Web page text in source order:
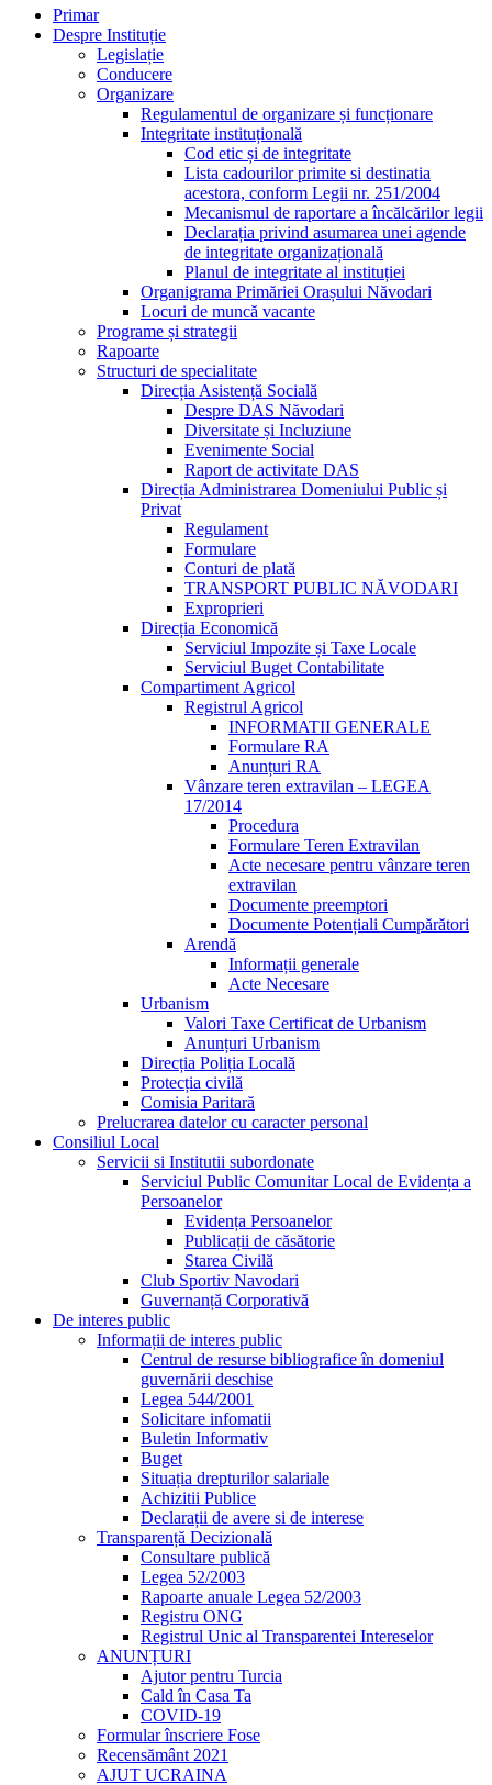
Primar
Despre Instituție
Legislație
Conducere
Organizare
Regulamentul de organizare și funcționare
Integritate instituțională
Cod etic și de integritate
Lista cadourilor primite si destinatia
acestora, conform Legii nr. 251/2004
Mecanismul de raportare a încălcărilor legii
Declarația privind asumarea unei agende
de integritate organizațională
Planul de integritate al instituției
Organigrama Primăriei Orașului Năvodari
Locuri de muncă vacante
Programe și strategii
Rapoarte
Structuri de specialitate
Direcția Asistență Socială
Despre DAS Năvodari
Diversitate și Incluziune
Evenimente Social
Raport de activitate DAS
Direcția Administrarea Domeniului Public și
Privat
Regulament
Formulare
Conturi de plată
TRANSPORT PUBLIC NĂVODARI
Exproprieri
Direcția Economică
Serviciul Impozite și Taxe Locale
Serviciul Buget Contabilitate
Compartiment Agricol
Registrul Agricol
INFORMATII GENERALE
Formulare RA
Anunțuri RA
Vânzare teren extravilan – LEGEA
17/2014
Procedura
Formulare Teren Extravilan
Acte necesare pentru vânzare teren
extravilan
Documente preemptori
Documente Potențiali Cumpărători
Arendă
Informații generale
Acte Necesare
Urbanism
Valori Taxe Certificat de Urbanism
Anunțuri Urbanism
Direcția Poliția Locală
Protecția civilă
Comisia Paritară
Prelucrarea datelor cu caracter personal
Consiliul Local
Servicii si Institutii subordonate
Serviciul Public Comunitar Local de Evidența a
Persoanelor
Evidența Persoanelor
Publicații de căsătorie
Starea Civilă
Club Sportiv Navodari
Guvernanță Corporativă
De interes public
Informații de interes public
Centrul de resurse bibliografice în domeniul
guvernării deschise
Legea 544/2001
Solicitare infomatii
Buletin Informativ
Buget
Situația drepturilor salariale
Achizitii Publice
Declarații de avere si de interese
Transparență Decizională
Consultare publică
Legea 52/2003
Rapoarte anuale Legea 52/2003
Registru ONG
Registrul Unic al Transparentei Intereselor
ANUNȚURI
Ajutor pentru Turcia
Cald în Casa Ta
COVID-19
Formular înscriere Fose
Recensământ 2021
AJUT UCRAINA